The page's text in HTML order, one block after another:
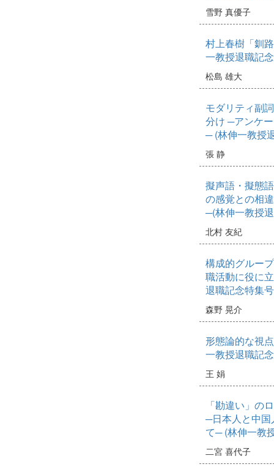
雪野 真優子
村上春樹「釧
一教授退職記
松島 雄大
モダリティ副
分け ─アンケ
─ (林伸一教授
張 静
擬声語・擬態
の感覚との相
─(林伸一教授
北村 友紀
構成的グルー
職活動に役に
退職記念特集
森野 晃介
形態論的な視
一教授退職記
王 娟
「勘違い」の
─日本人と中国
て─ (林伸一教
二宮 喜代子